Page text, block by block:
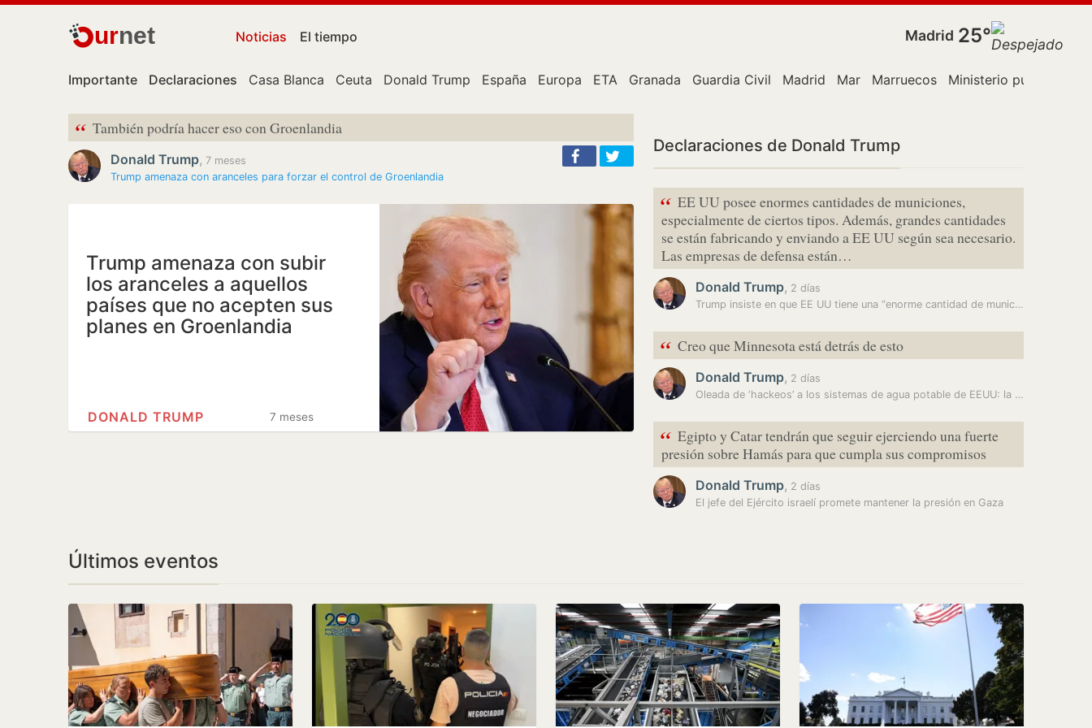
urnet Noticias El tiempo Madrid 25°
Importante Declaraciones Casa Blanca Ceuta Donald Trump España Europa ETA Granada Guardia Civil Madrid Mar Marruecos Ministerio público
“ También podría hacer eso con Groenlandia
Donald Trump, 7 meses
Trump amenaza con aranceles para forzar el control de Groenlandia
Trump amenaza con subir
los aranceles a aquellos
países que no acepten sus
planes en Groenlandia
7 meses
DONALD TRUMP
Declaraciones de Donald Trump
“ EE UU posee enormes cantidades de municiones,
especialmente de ciertos tipos. Además, grandes cantidades
se están fabricando y enviando a EE UU según sea necesario.
Las empresas de defensa están…
Donald Trump, 2 días
Trump insiste en que EE UU tiene una “enorme cantidad de municiones”…
“ Creo que Minnesota está detrás de esto
Donald Trump, 2 días
Oleada de ‘hackeos’ a los sistemas de agua potable de EEUU: la guerra…
“ Egipto y Catar tendrán que seguir ejerciendo una fuerte
presión sobre Hamás para que cumpla sus compromisos
Donald Trump, 2 días
El jefe del Ejército israelí promete mantener la presión en Gaza
Últimos eventos